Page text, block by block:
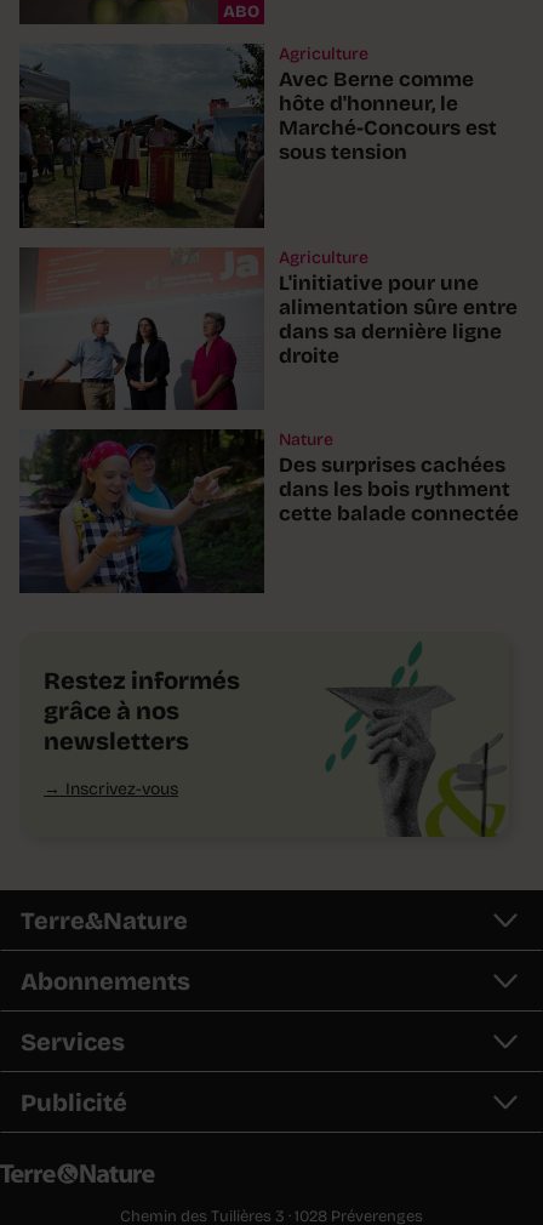
ABO
Agriculture
Avec Berne comme
hôte d'honneur, le
Marché-Concours est
sous tension
Agriculture
L'initiative pour une
alimentation sûre entre
dans sa dernière ligne
droite
Nature
Des surprises cachées
dans les bois rythment
cette balade connectée
Restez informés
grâce à nos
newsletters
Inscrivez-vous
Terre&Nature
Abonnements
Services
Publicité
Chemin des Tuilières 3 · 1028 Préverenges